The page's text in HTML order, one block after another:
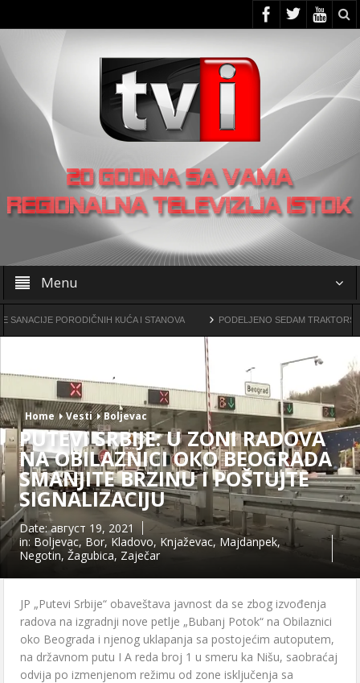
Menu
PORODIČNIH КUĆA I STANOVA PODELJENO SEDAM TRAКTORSКIH
OO SNS -a u Žagubici organizovao skup u Laznici
Home Vesti Boljevac
PUTEVI SRBIJE: U ZONI RADOVA
NA OBILAZNICI OКO BEOGRADA
SMANJITE BRZINU I POŠTUJTE
SIGNALIZACIJU
Date:август 19, 2021
in: Boljevac, Bor, Kladovo, Knjaževac, Majdanpek,
Negotin,Žagubica, Zaječar
JP „Putevi Srbije“ obaveštava javnost da se zbog izvođenja
radova na izgradnji nove petlje „Bubanj Potok“ na Obilaznici
oko Beograda i njenog uklapanja sa postojećim autoputem,
na državnom putu I A reda broj 1 u smeru ka Nišu, saobraćaj
odvija po izmenjenom režimu od zone isključenja sa